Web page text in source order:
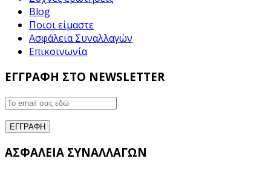
Blog
Ποιοι είμαστε
Ασφάλεια Συναλλαγών
Επικοινωνία
ΕΓΓΡΑΦΗ ΣΤΟ NEWSLETTER
ΑΣΦΑΛΕΙΑ ΣΥΝΑΛΛΑΓΩΝ